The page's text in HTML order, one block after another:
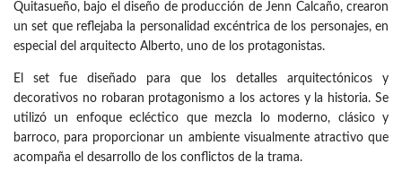
Quitasueño, bajo el diseño de producción de Jenn Calcaño, crearon
un set que reflejaba la personalidad excéntrica de los personajes, en
especial del arquitecto Alberto, uno de los protagonistas.
El set fue diseñado para que los detalles arquitectónicos y
decorativos no robaran protagonismo a los actores y la historia. Se
utilizó un enfoque ecléctico que mezcla lo moderno, clásico y
barroco, para proporcionar un ambiente visualmente atractivo que
acompaña el desarrollo de los conflictos de la trama.